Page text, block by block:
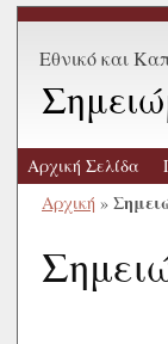
Εθνικό και
Αρχική Σελίδα
Αρχική »